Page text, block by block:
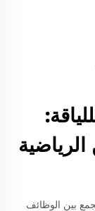
تجمع بين الوظائف